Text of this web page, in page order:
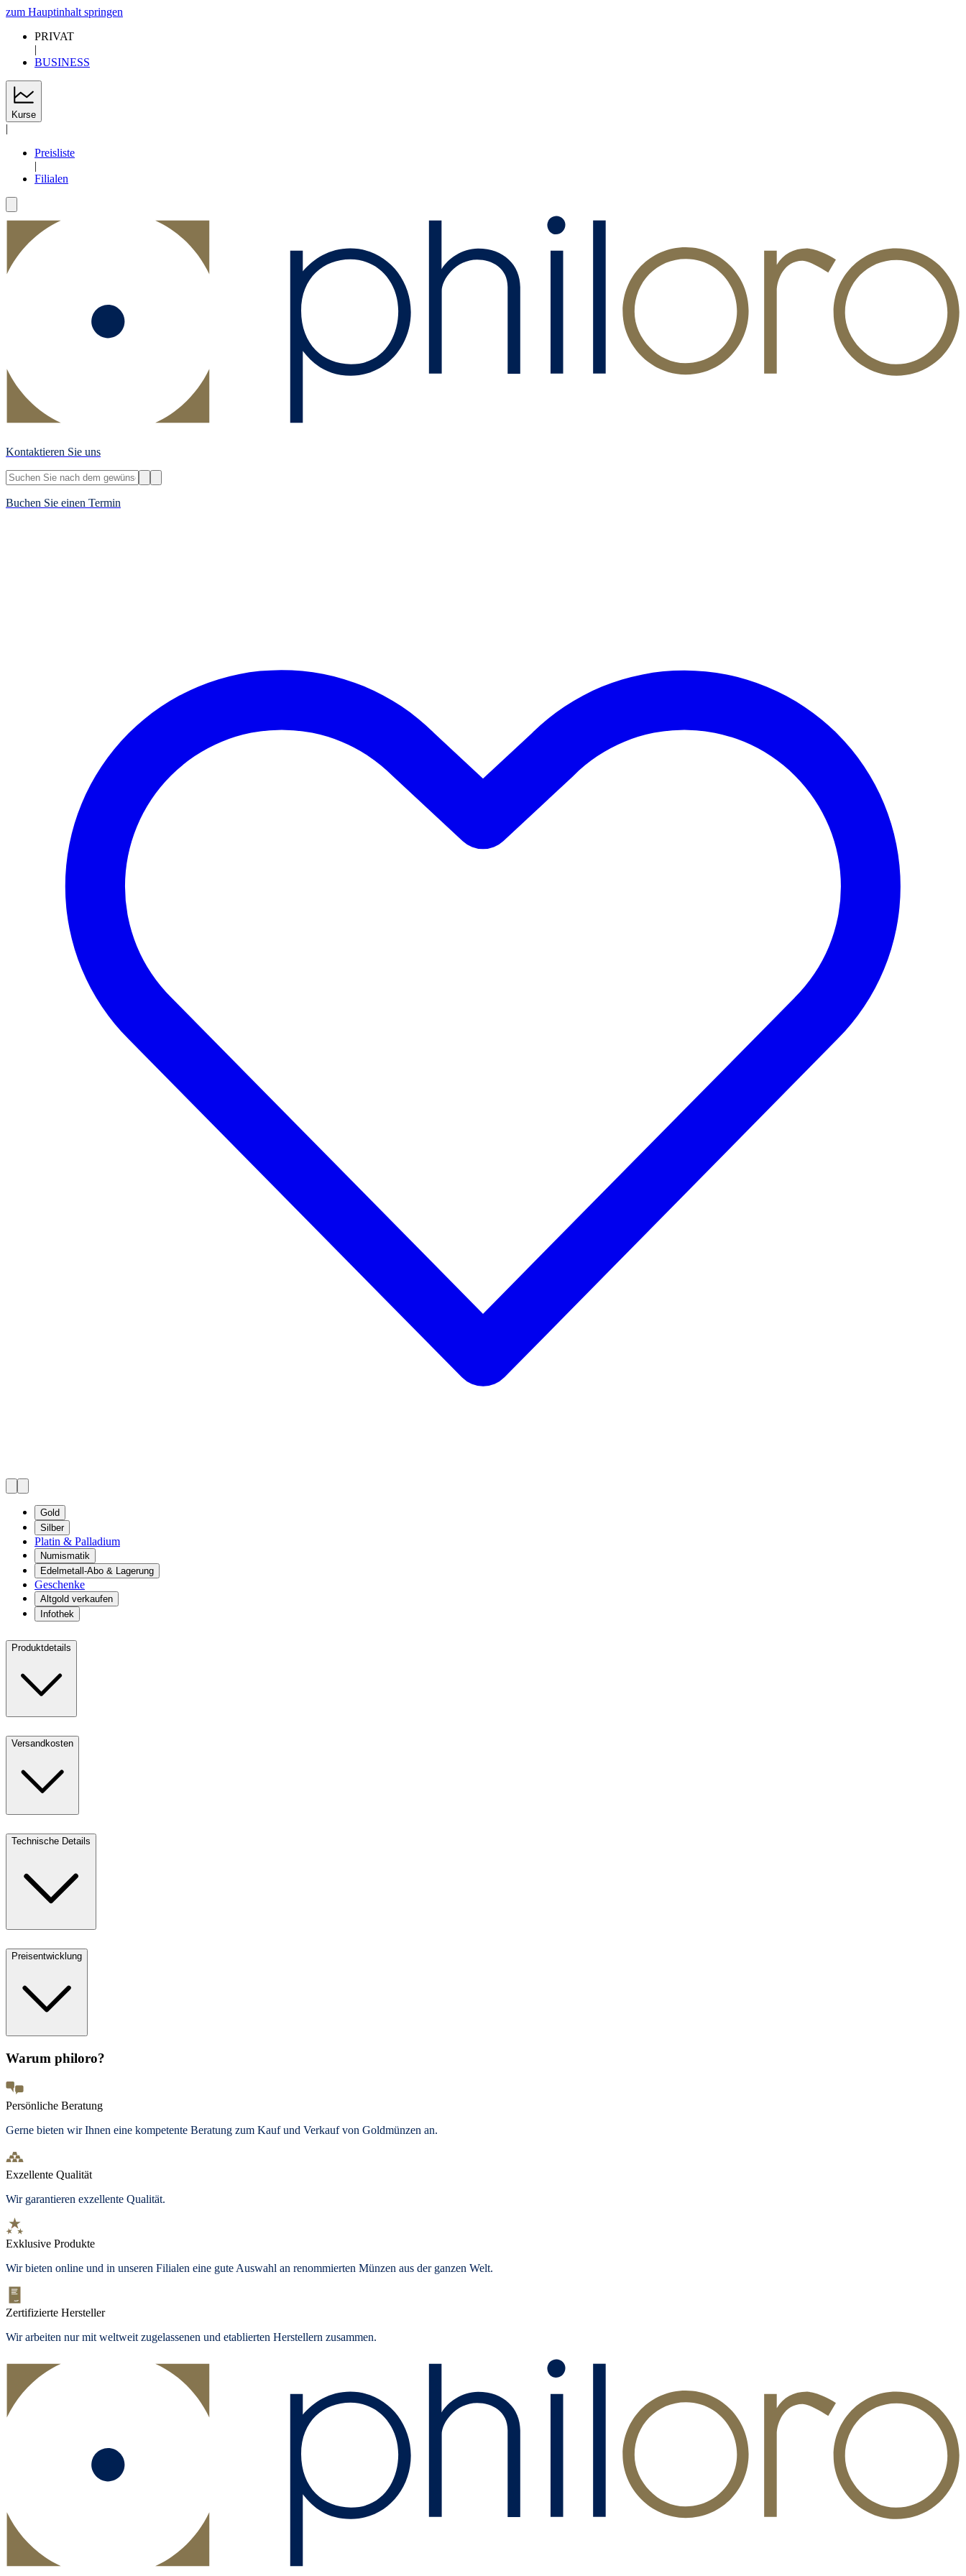
zum Hauptinhalt springen
PRIVAT
|
BUSINESS
Kurse
|
Preisliste
|
Filialen
Kontaktieren Sie uns
Buchen Sie einen Termin
Gold
Silber
Platin & Palladium
Numismatik
Edelmetall-Abo & Lagerung
Geschenke
Altgold verkaufen
Infothek
Produktdetails
Versandkosten
Technische Details
Preisentwicklung
Warum philoro?
Persönliche Beratung
Gerne bieten wir Ihnen eine kompetente Beratung zum Kauf und Verkauf von Goldmünzen an.
Exzellente Qualität
Wir garantieren exzellente Qualität.
Exklusive Produkte
Wir bieten online und in unseren Filialen eine gute Auswahl an renommierten Münzen aus der ganzen Welt.
Zertifizierte Hersteller
Wir arbeiten nur mit weltweit zugelassenen und etablierten Herstellern zusammen.